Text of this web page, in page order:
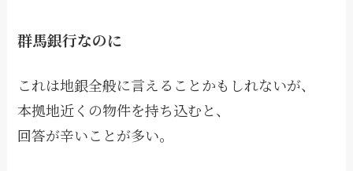
群馬銀行なのに
これは地銀全般に言えることかもしれないが、
本拠地近くの物件を持ち込むと、
回答が辛いことが多い。